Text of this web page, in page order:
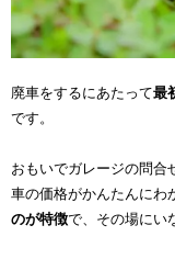
廃車をするにあたって最
です。
おもいでガレージの問合
車の価格がかんたんにわ
のが特徴で、その場にい